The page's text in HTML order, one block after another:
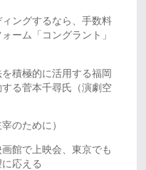
ングするなら、手数料
ーム「コングラント」
積極的に活用する福岡
る菅本千尋氏（演劇空
のために）
館で上映会、東京でも
応える